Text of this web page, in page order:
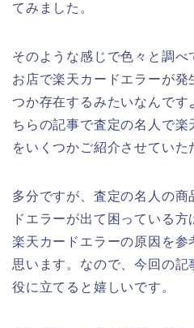
てみました。
そのような感じで色々と調
お店で楽天カードエラーが発
つか存在するみたいなんです
ちらの記事で査定の名人で楽
をいくつかご紹介させていた
多分ですが、査定の名人の商
ドエラーが出て困っている
楽天カードエラーの原因を参
思います。なので、今回の記
役に立てると嬉しいです。